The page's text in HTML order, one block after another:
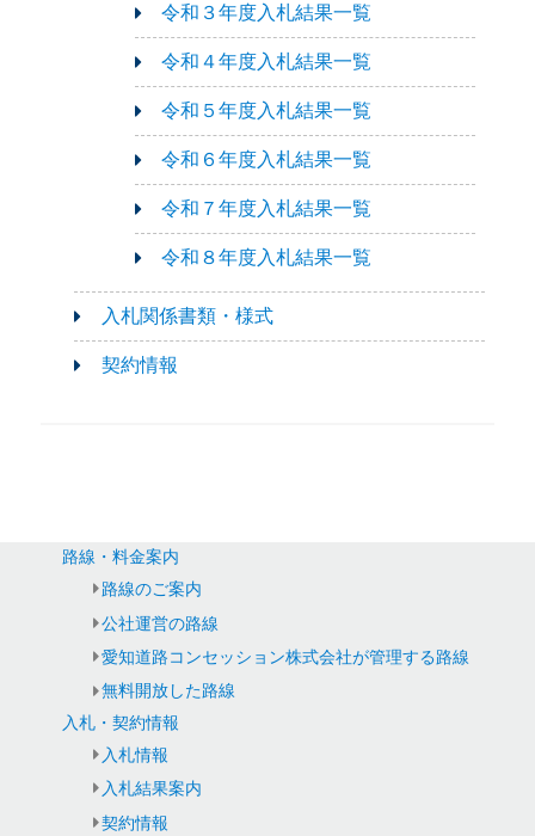
令和３年度入札結果一覧
令和４年度入札結果一覧
令和５年度入札結果一覧
令和６年度入札結果一覧
令和７年度入札結果一覧
令和８年度入札結果一覧
入札関係書類・様式
契約情報
路線・料金案内
路線のご案内
公社運営の路線
愛知道路コンセッション株式会社が管理する路線
無料開放した路線
入札・契約情報
入札情報
入札結果案内
契約情報